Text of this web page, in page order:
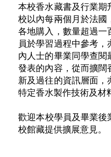
本校香水藏書及行業期
校以內每兩個月於法國
各地購入， 數量超過一
員於學習過程中參考，
內人士的畢業同學查閱
發表的內容，從而擴闊
新及過往的資訊層面，
特定香水製作技術及材
歡迎本校學員及畢業後
校館藏提供擴展意見。